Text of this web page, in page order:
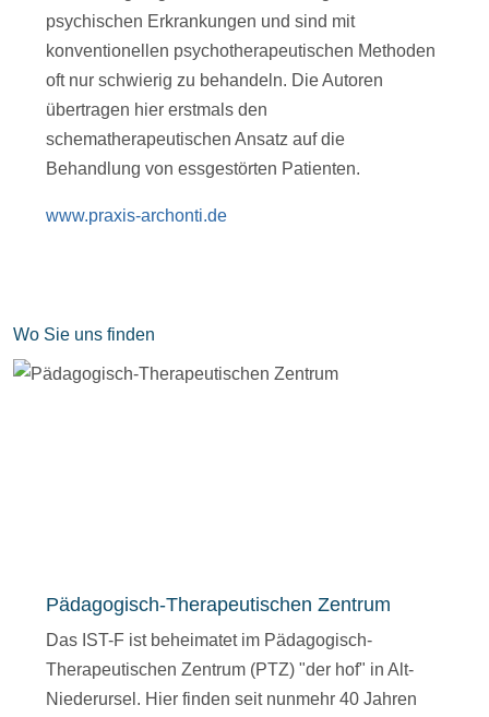
psychischen Erkrankungen und sind mit
konventionellen psychotherapeutischen Methoden
oft nur schwierig zu behandeln. Die Autoren
übertragen hier erstmals den
schematherapeutischen Ansatz auf die
Behandlung von essgestörten Patienten.
www.praxis-archonti.de
Wo Sie uns finden
Pädagogisch-Therapeutischen Zentrum
Das IST-F ist beheimatet im Pädagogisch-
Therapeutischen Zentrum (PTZ) "der hof" in Alt-
Niederursel. Hier finden seit nunmehr 40 Jahren